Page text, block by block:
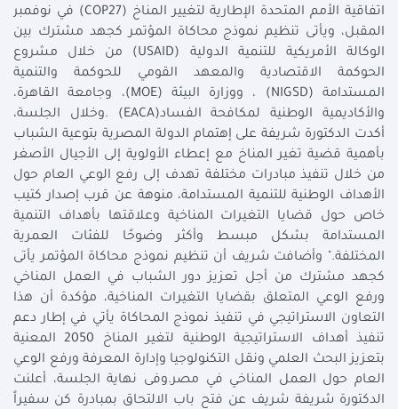
اتفاقية الأمم المتحدة الإطارية لتغيير المناخ (COP27) في نوفمبر
المقبل، ويأتى تنظيم نموذج محاكاة المؤتمر كجهد مشترك بين
الوكالة الأمريكية للتنمية الدولية (USAID) من خلال مشروع
الحوكمة الاقتصادية والمعهد القومي للحوكمة والتنمية
المستدامة (NIGSD) ، ووزارة البيئة (MOE)، وجامعة القاهرة،
والأكاديمية الوطنية لمكافحة الفساد(EACA) .وخلال الجلسة،
أكدت الدكتورة شريفة على إهتمام الدولة المصرية بتوعية الشباب
بأهمية قضية تغير المناخ مع إعطاء الأولوية إلى الأجيال الأصغر
من خلال تنفيذ مبادرات مختلفة تهدف إلى رفع الوعي العام حول
الأهداف الوطنية للتنمية المستدامة، منوهة عن قرب إصدار كتيب
خاص حول قضايا التغيرات المناخية وعلاقتها بأهداف التنمية
المستدامة بشكل مبسط وأكثر وضوحًا للفئات العمرية
المختلفة." وأضافت شريف أن تنظيم نموذج محاكاة المؤتمر يأتى
كجهد مشترك من أجل تعزيز دور الشباب في العمل المناخي
ورفع الوعي المتعلق بقضايا التغيرات المناخية، مؤكدة أن هذا
التعاون الاستراتيجي في تنفيذ نموذج المحاكاة يأتي في إطار دعم
تنفيذ أهداف الاستراتيجية الوطنية لتغير المناخ 2050 المعنية
بتعزيز البحث العلمي ونقل التكنولوجيا وإدارة المعرفة ورفع الوعي
العام حول العمل المناخي في مصر.وفى نهاية الجلسة، أعلنت
الدكتورة شريفة شريف عن فتح باب الالتحاق بمبادرة كن سفيراً